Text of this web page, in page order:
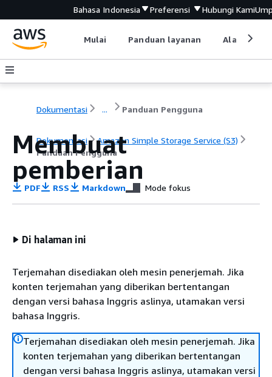
Bahasa Indonesia Preferensi Hubungi Kami
Mulai Panduan layanan Alat
Dokumentasi ... Panduan Pengguna
Dokumentasi
Amazon Simple Storage Service (S3)
Panduan Pengguna
Membuat
pemberian
PDF RSS Markdown Mode fokus
Di halaman ini
Terjemahan disediakan oleh mesin penerjemah. Jika
konten terjemahan yang diberikan bertentangan
dengan versi bahasa Inggris aslinya, utamakan versi
bahasa Inggris.
Terjemahan disediakan oleh mesin penerjemah. Jika
konten terjemahan yang diberikan bertentangan
dengan versi bahasa Inggris aslinya, utamakan versi